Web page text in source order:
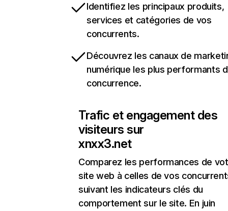
Identifiez les principaux produits,
services et catégories de vos
concurrents.
Découvrez les canaux de
numérique les plus performants
concurrence.
Trafic et engagement des
visiteurs sur
xnxx3.net
Comparez les performances de
site web à celles de vos
suivant les indicateurs clés du
comportement sur le site. En juin